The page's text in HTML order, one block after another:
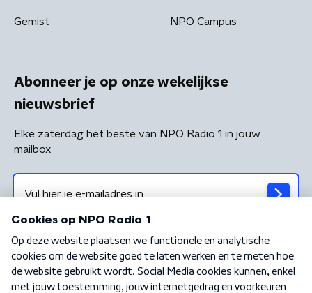
Gemist NPO Campus
Abonneer je op onze wekelijkse
nieuwsbrief
Elke zaterdag het beste van NPO Radio 1 in jouw
mailbox
Algemene voorwaarden